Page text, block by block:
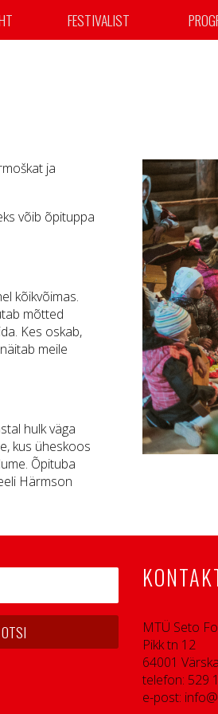
FESTIVALIST
ja
võib õpituppa
kõikvõimas.
mõtted
Kes oskab,
meile
hulk väga
kus üheskoos
Õpituba
Härmson
MTÜ Seto
Pikk tn 12
64001 Värska
telefon: 529
e-post: